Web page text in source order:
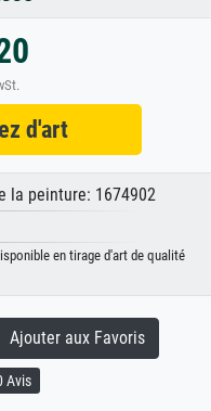
d'art
la peinture: 1674902
en tirage d'art de qualité
Ajouter aux Favoris
Avis